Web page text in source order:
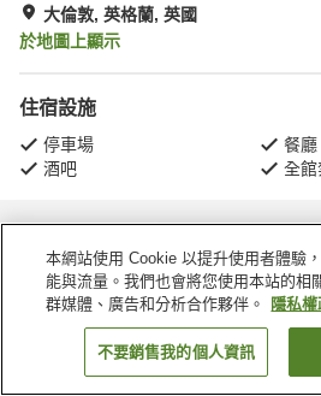
大倫敦, 英格蘭, 英國
於地圖上顯示
住宿設施
停車場
餐廳
酒吧
全館
首頁 英國 英格蘭 大倫敦 倫
找客房
本網站使用 Cookie 以提升使用者體驗
能與流量。我們也會將您使用本站的相
群媒體、廣告和分析合作夥伴。
隱私
不要銷售我的個人資訊